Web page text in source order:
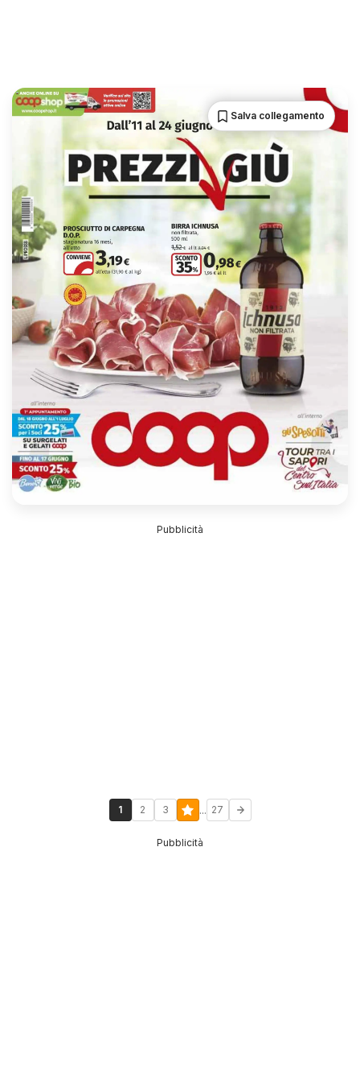
Salva collegamento
Pubblicità
1 2 3 ... 27
Pubblicità